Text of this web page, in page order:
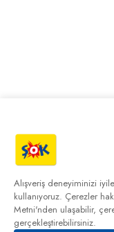
Alışveriş deneyiminizi
kullanıyoruz. Çerezler
Metni'nden ulaşabilir,
gerçekleştirebilirsiniz.